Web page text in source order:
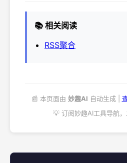
📚 相关阅读
RSS聚合
📰 本页面由 妙趣AI 自动生成 |
💡 订阅妙趣AI工具导航